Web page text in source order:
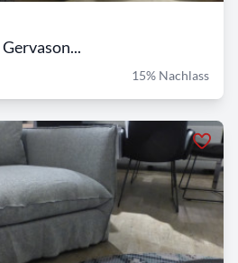
15% Nachlass